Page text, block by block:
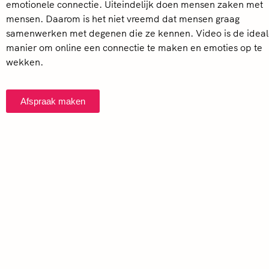
emotionele connectie. Uiteindelijk doen mensen zaken met
mensen. Daarom is het niet vreemd dat mensen graag
samenwerken met degenen die ze kennen. Video is de
manier om online een connectie te maken en emoties op te
wekken.
Afspraak maken